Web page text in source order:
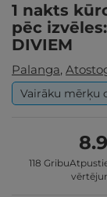
1 nakts
pēc
DIVIEM
Palanga,
Vairāku mērķu
8.9
118